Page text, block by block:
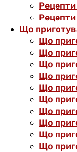
Рецепти
Рецепти
Що
Що
Що
Що
Що
Що
Що
Що
Що
Що
Що